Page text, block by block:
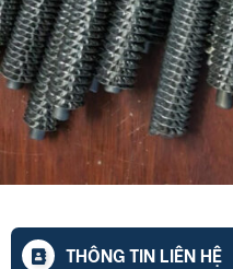
THÔNG TIN LIÊN HỆ